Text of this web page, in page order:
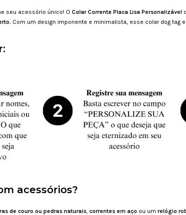
seu acessório único! O Colar Corrente Placa Lisa Personalizável
Com um design imponente e minimalista, esse colar dog tag
acessórios?
de couro ou pedras naturais correntes em aço ou um relógio